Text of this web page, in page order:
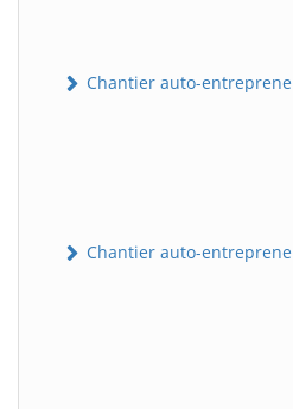
Chantier auto-
Chantier auto-